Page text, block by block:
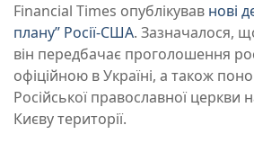
Financial Times опублікував нові
плану” Росії-США. Зазначалося,
він передбачає проголошення
офіційною в Україні, а також
Російської православної церкви
Києву території.